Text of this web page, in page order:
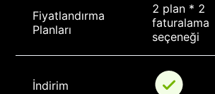
Fiyatlandırma
Planları
2 plan * 2
faturalama
seçeneği
İndirim